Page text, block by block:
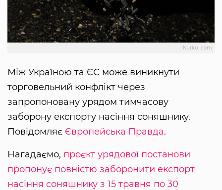
Kurkul.com
Між Україною та ЄС може виникнути
торговельний конфлікт через
запропоновану урядом тимчасову
заборону експорту насіння соняшнику.
Повідомляє Європейська Правда.
Нагадаємо, проєкт урядової постанови
пропонує повністю заборонити експорт
насіння соняшнику з 15 травня по 30